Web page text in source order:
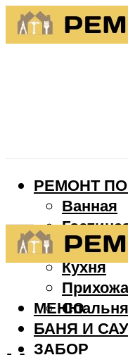
РЕМОНТ
Ванная
Детская
Кухня
Спальня
БАНЯ И
ЗАБОР
МЕНЮ